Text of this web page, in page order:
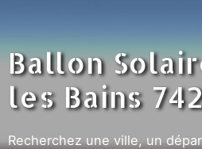
Ballon
les Bains
Recherchez une ville, un